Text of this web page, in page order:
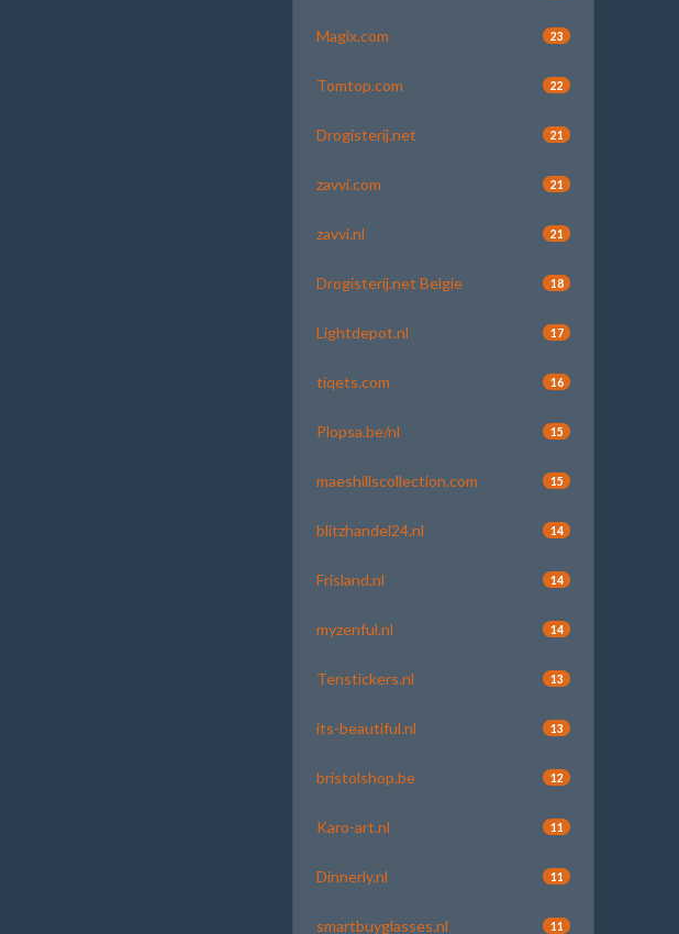
Magix.com 23
Tomtop.com 22
Drogisterij.net 21
zavvi.com 21
zavvi.nl 21
Drogisterij.net Belgie 18
Lightdepot.nl 17
tiqets.com 16
Plopsa.be/nl 15
maeshillscollection.com 15
blitzhandel24.nl 14
Frisland.nl 14
myzenful.nl 14
Tenstickers.nl 13
its-beautiful.nl 13
bristolshop.be 12
Karo-art.nl 11
Dinnerly.nl 11
smartbuyglasses.nl 11